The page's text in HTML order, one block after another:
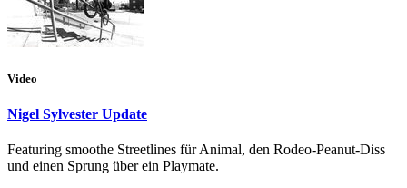
Video
Nigel Sylvester Update
Featuring smoothe Streetlines für Animal, den Rodeo-Peanut-Diss
und einen Sprung über ein Playmate.